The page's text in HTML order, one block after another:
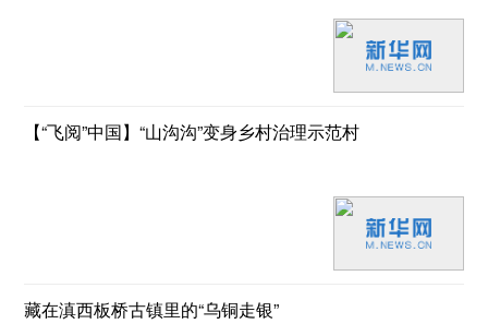
【“飞阅”中国】“山沟沟”变身乡村治理示范村
藏在滇西板桥古镇里的“乌铜走银”